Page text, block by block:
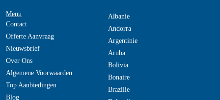
Menu
Contact
Offerte Aanvraag
Nieuwsbrief
Over Ons
Algemene Voorwaarden
Top Aanbiedingen
Blog
Albanie
Andorra
Argentinie
Aruba
Bolivia
Bonaire
Brazilie